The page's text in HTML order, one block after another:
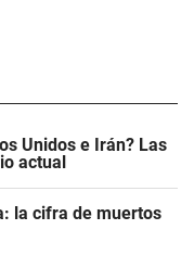
Unidos e Irán? Las
actual
la cifra de muertos